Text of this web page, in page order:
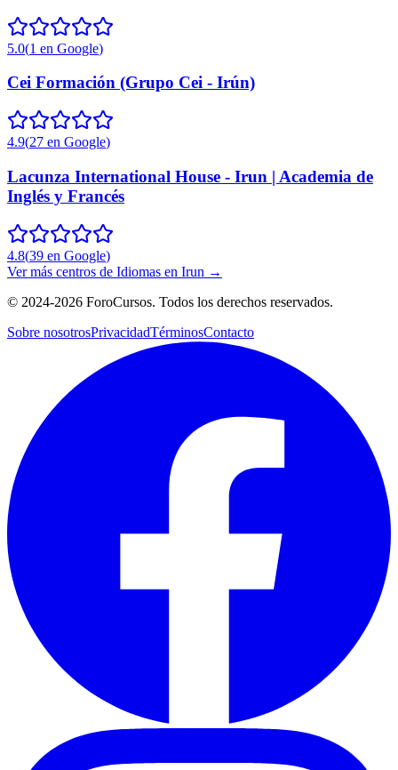
5.0(1 en Google)
Cei Formación (Grupo Cei - Irún)
4.9(27 en Google)
Lacunza International House - Irun | Academia de
Inglés y Francés
4.8(39 en Google)
Ver más centros de Idiomas en Irun →
© 2024-2026 ForoCursos. Todos los derechos reservados.
Sobre nosotrosPrivacidadTérminosContacto